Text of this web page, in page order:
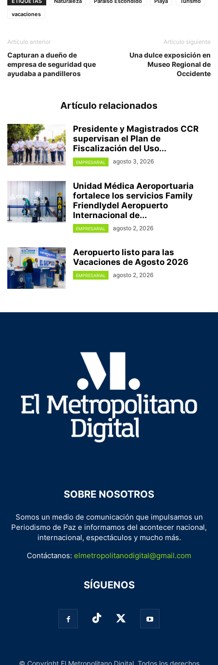
vacaciones
Artículo anterior
Capturan a dueño de
empresa de seguridad que
ayudaba a pandilleros
Artículo siguiente
Una dulce exposición en
Museo Regional de
Occidente
Artículo relacionados
Presidente y Magistrados CCR
supervisan el Plan de
Fiscalización del Uso...
EMPRESARIAL agosto 3, 2026
Unidad Médica Aeroportuaria
fortalece los servicios Family
Friendlydel Aeropuerto
Internacional de...
EMPRESARIAL agosto 2, 2026
Aeropuerto listo para las
Vacaciones de Agosto 2026
EMPRESARIAL agosto 2, 2026
SOBRE NOSOTROS
Somos un medio de comunicación que impulsamos un
Periodismo de Paz e informamos del acontecer nacional,
internacional, espectáculos y mucho más.
Contáctanos: elmetropolitanodigital@gmail.com
SÍGUENOS
© Copyright El Metropolitano Digital. Todos los derechos